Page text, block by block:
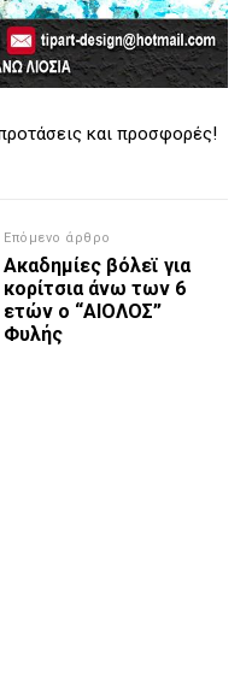
και προσφορές!
Επόμενο άρθρο
Ακαδημίες βόλεϊ για
κορίτσια άνω των 6
ετών ο “ΑΙΟΛΟΣ”
Φυλής